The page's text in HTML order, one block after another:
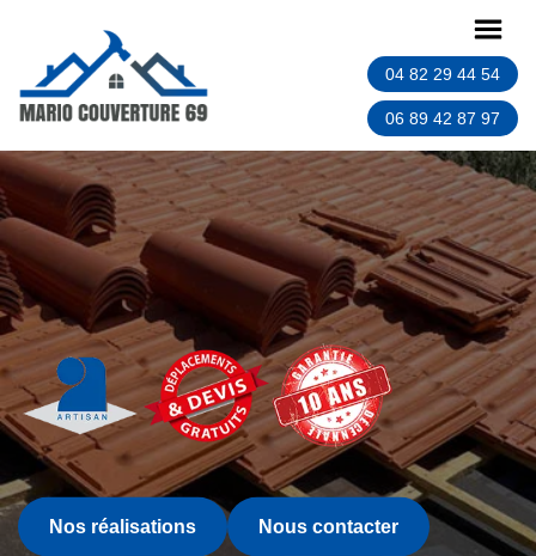
04 82 29 44 54
06 89 42 87 97
Nos réalisations Nous contacter